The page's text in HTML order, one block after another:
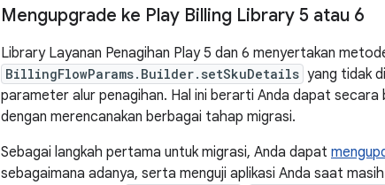
Mengupgrade ke Play Billing Library 5 atau 6
Library Layanan Penagihan Play 5 dan 6 menyertakan
BillingFlowParams.Builder.setSkuDetails yang tidak
parameter alur penagihan. Hal ini berarti Anda dapat
dengan merencanakan berbagai tahap migrasi.
Sebagai langkah pertama untuk migrasi, Anda dapat
sebagaimana adanya, serta menguji aplikasi Anda saat